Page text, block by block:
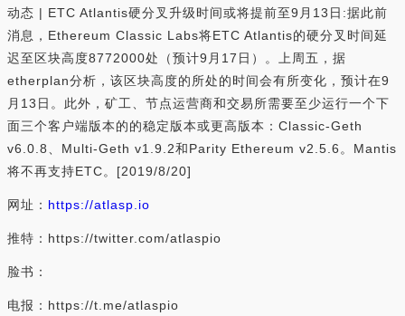
动态 | ETC Atlantis硬分叉升级时间或将提前至9月13日:据此前
消息，Ethereum Classic Labs将ETC Atlantis的硬分叉时间延
迟至区块高度8772000处（预计9月17日）。上周五，据
etherplan分析，该区块高度的所处的时间会有所变化，预计在9
月13日。此外，矿工、节点运营商和交易所需要至少运行一个下
面三个客户端版本的的稳定版本或更高版本：Classic-Geth
v6.0.8、Multi-Geth v1.9.2和Parity Ethereum v2.5.6。Mantis
将不再支持ETC。[2019/8/20]
网址： https://atlasp.io
推特：https://twitter.com/atlaspio
脸书：
电报：https://t.me/atlaspio